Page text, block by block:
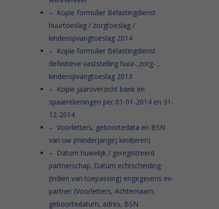
– Kopie formulier Belastingdienst
huurtoeslag / zorgtoeslag /
kinderopvangtoeslag 2014
– Kopie formulier Belastingdienst
definitieve vaststelling huur-,zorg- ,
kinderopvangtoeslag 2013
– Kopie jaaroverzicht bank en
spaarrekeningen per 01-01-2014 en 31-
12-2014
– Voorletters, geboortedata en BSN
van uw (minderjarige) kind(eren)
– Datum huwelijk / geregistreerd
partnerschap. Datum echtscheiding
(indien van toepassing) engegevens ex-
partner (Voorletters, Achternaam,
geboortedatum, adres, BSN